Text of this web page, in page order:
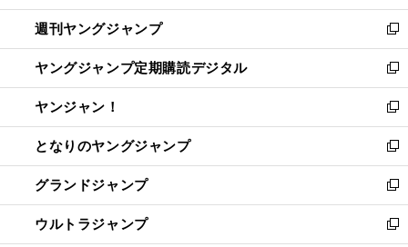
開
く
ウ
で
開
く
ン
ド
ウ
で
開
く
ウ
ィ
ン
ド
ウ
で
開
く
週刊ヤングジャンプ
新
し
い
ウ
ィ
ン
ド
ウ
で
開
く
ヤングジャンプ定期購読デジタル
新
し
い
ウ
ィ
ン
ド
ウ
で
開
ヤンジャン！
新
し
い
ウ
ィ
ン
ド
となりのヤングジャンプ
新
し
い
ウ
ィ
グランドジャンプ
新
し
い
ウルトラジャンプ
新